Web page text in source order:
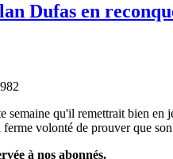
Dufas en
semaine qu'il remettrait bien
ferme volonté de prouver que
à nos abonnés.